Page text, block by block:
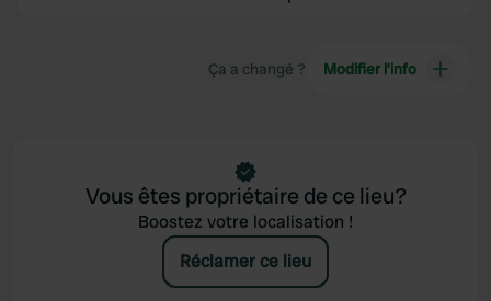
Ça a changé ? Modifier l’info
Vous êtes propriétaire de ce lieu?
Boostez votre localisation !
Réclamer ce lieu